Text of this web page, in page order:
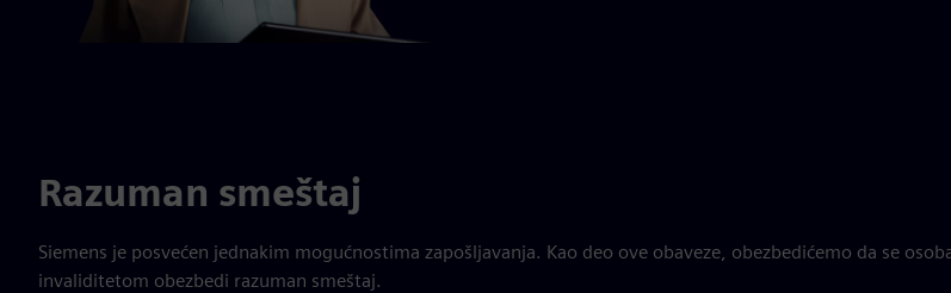
Razuman smeštaj
Siemens je posvećen jednakim mogućnostima zapošljavanja. Kao deo ove obaveze, obezbedićemo da se
invaliditetom obezbedi razuman smeštaj.